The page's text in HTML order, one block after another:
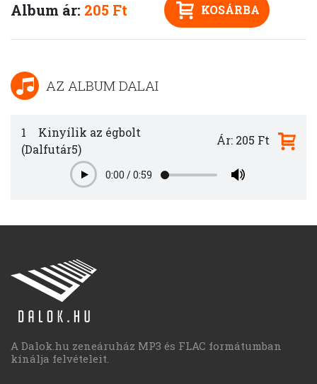
Album ár: 205 Ft KOSÁRBA
AZ ALBUM DALAI
1
Kinyílik az égbolt
(Dalfutár5)
Play0:00 /0:59
Ár: 205 Ft
A Dalok.hu zeneáruház MP3 és FLAC formátumban
kínálja felvételeit.